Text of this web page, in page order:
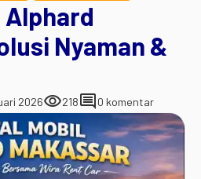
Alphard
Nyaman &
2026visibility218comment0 komentar